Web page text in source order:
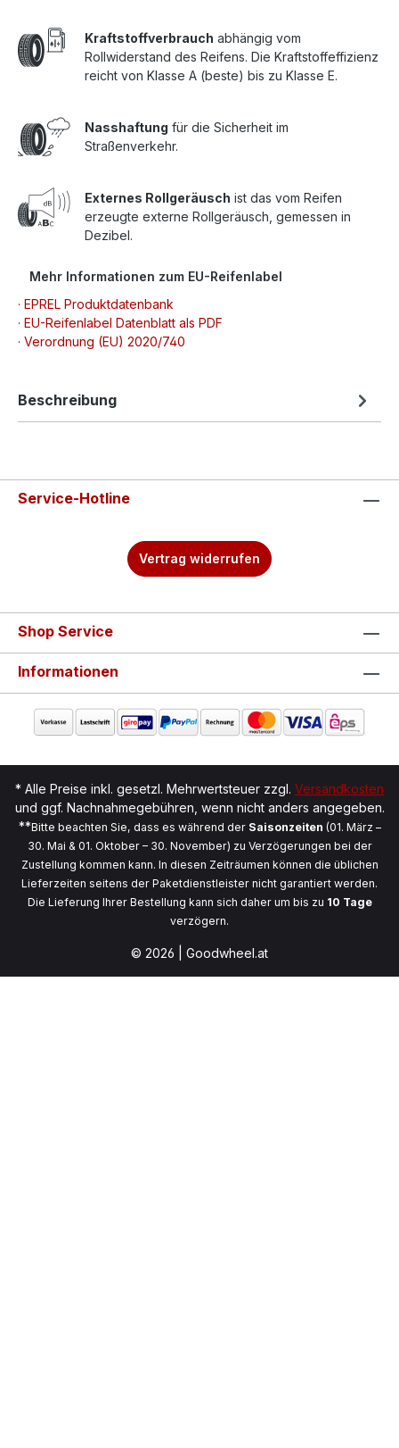
Kraftstoffverbrauch abhängig vom
Rollwiderstand des Reifens. Die Kraftstoffeffizienz
reicht von Klasse A (beste) bis zu Klasse E.
Nasshaftung für die Sicherheit im
Straßenverkehr.
Externes Rollgeräusch ist das vom Reifen
erzeugte externe Rollgeräusch, gemessen in
Dezibel.
Mehr Informationen zum EU-Reifenlabel
· EPREL Produktdatenbank
· EU-Reifenlabel Datenblatt als PDF
· Verordnung (EU) 2020/740
Beschreibung
Service-Hotline
Vertrag widerrufen
Shop Service
Informationen
* Alle Preise inkl. gesetzl. Mehrwertsteuer zzgl. Versandkosten
und ggf. Nachnahmegebühren, wenn nicht anders angegeben.
**Bitte beachten Sie, dass es während der Saisonzeiten (01. März –
30. Mai & 01. Oktober – 30. November) zu Verzögerungen bei der
Zustellung kommen kann. In diesen Zeiträumen können die üblichen
Lieferzeiten seitens der Paketdienstleister nicht garantiert werden.
Die Lieferung Ihrer Bestellung kann sich daher um bis zu 10 Tage
verzögern.
© 2026 | Goodwheel.at